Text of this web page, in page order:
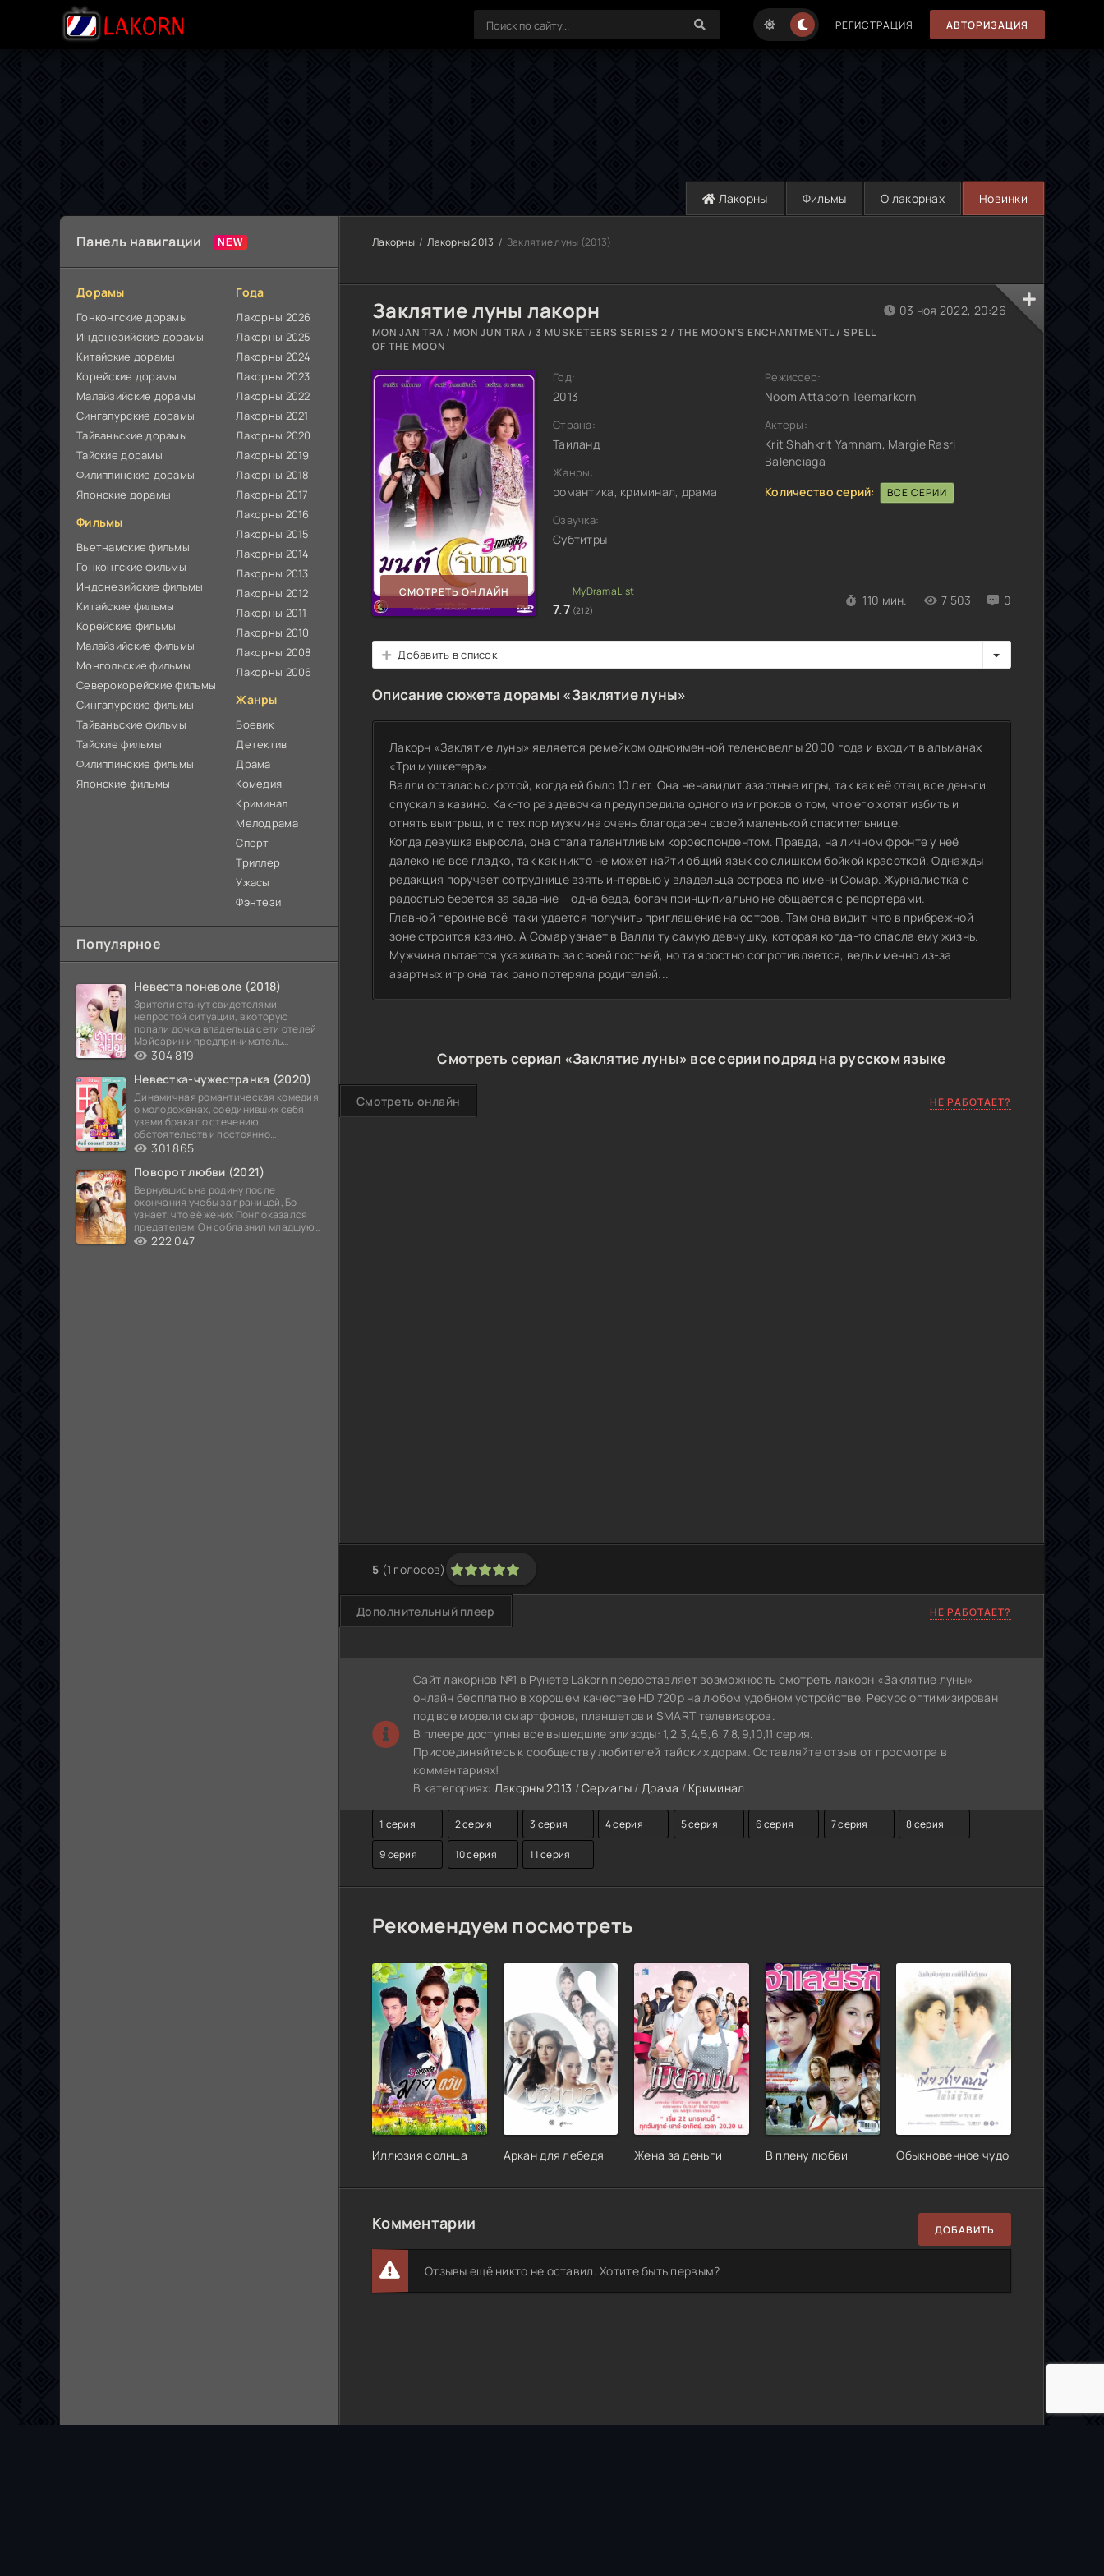
РЕГИСТРАЦИЯ АВТОРИЗАЦИЯ
Лакорны Фильмы О лакорнах Новинки
Панель навигации
Дорамы
Гонконгские дорамы
Индонезийские дорамы
Китайские дорамы
Корейские дорамы
Малайзийские дорамы
Сингапурские дорамы
Тайваньские дорамы
Тайские дорамы
Филиппинские дорамы
Японские дорамы
Фильмы
Вьетнамские фильмы
Гонконгские фильмы
Индонезийские фильмы
Китайские фильмы
Корейские фильмы
Малайзийские фильмы
Монгольские фильмы
Северокорейские фильмы
Сингапурские фильмы
Тайваньские фильмы
Тайские фильмы
Филиппинские фильмы
Японские фильмы
Года
Лакорны 2026
Лакорны 2025
Лакорны 2024
Лакорны 2023
Лакорны 2022
Лакорны 2021
Лакорны 2020
Лакорны 2019
Лакорны 2018
Лакорны 2017
Лакорны 2016
Лакорны 2015
Лакорны 2014
Лакорны 2013
Лакорны 2012
Лакорны 2011
Лакорны 2010
Лакорны 2008
Лакорны 2006
Жанры
Боевик
Детектив
Драма
Комедия
Криминал
Мелодрама
Спорт
Триллер
Ужасы
Фэнтези
Популярное
Невеста поневоле (2018)
Зрители станут свидетелями
непростой ситуации, в которую
попали дочка владельца сети отелей
Мэйсарин и предприниматель
Кетдэн. Обоих главных героев
304 819
Невестка-чужестранка (2020)
Динамичная романтическая комедия
о молодоженах, соединивших себя
узами брака по стечению
обстоятельств и постоянно
попадающих в курьезные ситуации...
301 865
Поворот любви (2021)
Вернувшись на родину после
окончания учебы за границей, Бо
узнает, что её жених Понг оказался
предателем. Он соблазнил младшую
сестру хозяина
222 047
Лакорны Лакорны 2013 Заклятие луны (2013)
Заклятие луны лакорн
MON JAN TRA / MON JUN TRA / 3 MUSKETEERS SERIES 2 / THE MOON'S ENCHANTMENTL / SPELL
OF THE MOON
СМОТРЕТЬ ОНЛАЙН
Год:
2013
Страна:
Таиланд
Жанры:
романтика, криминал, драма
Озвучка:
Субтитры
7.7 (212)
110 мин. 7 503 0
03 ноя 2022, 20:26
Режиссер:
Noom Attaporn Teemarkorn
Актеры:
Krit Shahkrit Yamnam, Margie Rasri
Balenciaga
Количество серий:
ВСЕ СЕРИИ
Добавить в список
Описание сюжета дорамы «Заклятие луны»
Лакорн «Заклятие луны» является ремейком одноименной теленовеллы 2000 года и входит в альманах
«Три мушкетера».
Валли осталась сиротой, когда ей было 10 лет. Она ненавидит азартные игры, так как её отец все деньги
спускал в казино. Как-то раз девочка предупредила одного из игроков о том, что его хотят избить и
отнять выигрыш, и с тех пор мужчина очень благодарен своей маленькой спасительнице.
Когда девушка выросла, она стала талантливым корреспондентом. Правда, на личном фронте у неё
далеко не все гладко, так как никто не может найти общий язык со слишком бойкой красоткой. Однажды
редакция поручает сотруднице взять интервью у владельца острова по имени Сомар. Журналистка с
радостью берется за задание – одна беда, богач принципиально не общается с репортерами.
Главной героине всё-таки удается получить приглашение на остров. Там она видит, что в прибрежной
зоне строится казино. А Сомар узнает в Валли ту самую девчушку, которая когда-то спасла ему жизнь.
Мужчина пытается ухаживать за своей гостьей, но та яростно сопротивляется, ведь именно из-за
азартных игр она так рано потеряла родителей...
Смотреть сериал «Заклятие луны» все серии подряд на русском языке
Смотреть онлайн НЕ РАБОТАЕТ?
5 (1 голосов)
2 3 4 5
Дополнительный плеер НЕ РАБОТАЕТ?
Сайт лакорнов №1 в Рунете Lakorn предоставляет возможность смотреть лакорн «Заклятие луны»
онлайн бесплатно в хорошем качестве HD 720p на любом удобном устройстве. Ресурс оптимизирован
под все модели смартфонов, планшетов и SMART телевизоров.
В плеере доступны все вышедшие эпизоды: 1,2,3,4,5,6,7,8,9,10,11 серия.
Присоединяйтесь к сообществу любителей тайских дорам. Оставляйте отзыв от просмотра в
комментариях!
В категориях: Лакорны 2013 /Сериалы / Драма / Криминал
1 серия 2 серия 3 серия 4 серия 5 серия 6 серия 7 серия 8 серия
9 серия 10 серия 11 серия
Рекомендуем посмотреть
Иллюзия солнца Аркан для лебедя Жена за деньги В плену любви Обыкновенное чудо
Комментарии ДОБАВИТЬ
Отзывы ещё никто не оставил. Хотите быть первым?